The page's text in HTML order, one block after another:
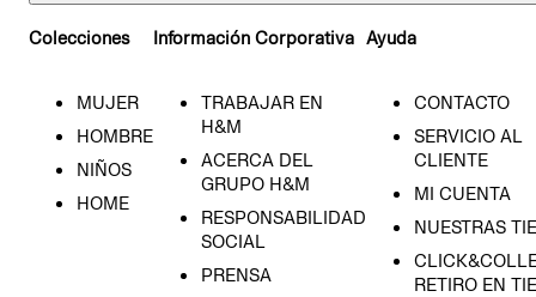
Colecciones
MUJER
HOMBRE
NIÑOS
HOME
Información Corporativa
TRABAJAR EN
H&M
ACERCA DEL
GRUPO H&M
RESPONSABILIDAD
SOCIAL
PRENSA
Ayuda
CONTACTO
SERVICIO AL
CLIENTE
MI CUENTA
NUESTRAS
RETIRO EN